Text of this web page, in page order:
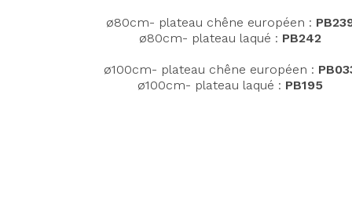
ø80cm- plateau chêne européen :
ø80cm- plateau laqué : PB242
ø100cm- plateau chêne européen :
ø100cm- plateau laqué : PB195